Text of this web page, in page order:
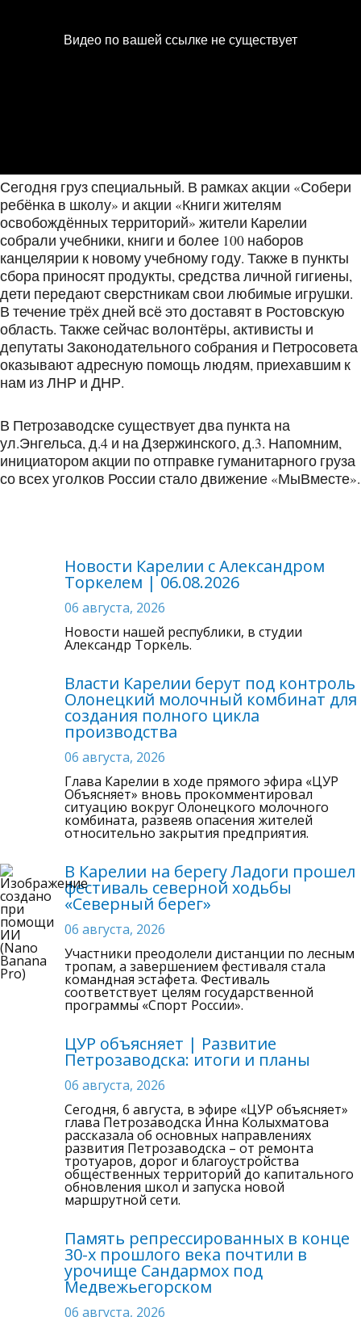
Сегодня груз специальный. В рамках акции «Собери
ребёнка в школу» и акции «Книги жителям
освобождённых территорий» жители Карелии
собрали учебники, книги и более 100 наборов
канцелярии к новому учебному году. Также в пункты
сбора приносят продукты, средства личной гигиены,
дети передают сверстникам свои любимые игрушки.
В течение трёх дней всё это доставят в Ростовскую
область. Также сейчас волонтёры, активисты и
депутаты Законодательного собрания и Петросовета
оказывают адресную помощь людям, приехавшим к
нам из ЛНР и ДНР.
В Петрозаводске существует два пункта на
ул.Энгельса, д.4 и на Дзержинского, д.3. Напомним,
инициатором акции по отправке гуманитарного груза
со всех уголков России стало движение «МыВместе».
Новости Карелии с Александром
Торкелем | 06.08.2026
06 августа, 2026
Новости нашей республики, в студии
Александр Торкель.
Власти Карелии берут под контроль
Олонецкий молочный комбинат для
создания полного цикла
производства
06 августа, 2026
Глава Карелии в ходе прямого эфира «ЦУР
Объясняет» вновь прокомментировал
ситуацию вокруг Олонецкого молочного
комбината, развеяв опасения жителей
относительно закрытия предприятия.
В Карелии на берегу Ладоги прошел
фестиваль северной ходьбы
«Северный берег»
06 августа, 2026
Участники преодолели дистанции по лесным
тропам, а завершением фестиваля стала
командная эстафета. Фестиваль
соответствует целям государственной
программы «Спорт России».
ЦУР объясняет | Развитие
Петрозаводска: итоги и планы
06 августа, 2026
Сегодня, 6 августа, в эфире «ЦУР объясняет»
глава Петрозаводска Инна Колыхматова
рассказала об основных направлениях
развития Петрозаводска – от ремонта
тротуаров, дорог и благоустройства
общественных территорий до капитального
обновления школ и запуска новой
маршрутной сети.
Память репрессированных в конце
30-х прошлого века почтили в
урочище Сандармох под
Медвежьегорском
06 августа, 2026